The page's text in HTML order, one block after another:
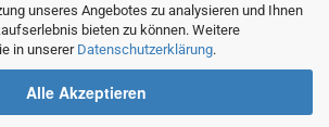
unseres Angebotes zu analysieren und Ihnen
bieten zu können. Weitere
in unserer Datenschutzerklärung.
Alle Akzeptieren